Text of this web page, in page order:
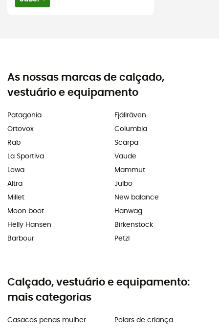
As nossas marcas de calçado,
vestuário e equipamento
Patagonia
Ortovox
Rab
La Sportiva
Lowa
Altra
Millet
Moon boot
Helly Hansen
Barbour
Fjällräven
Columbia
Scarpa
Vaude
Mammut
Julbo
New balance
Hanwag
Birkenstock
Petzl
Calçado, vestuário e equipamento:
mais categorias
Casacos penas mulher
Polars de criança